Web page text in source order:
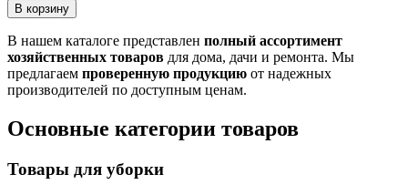
В корзину
В нашем каталоге представлен полный ассортимент
хозяйственных товаров для дома, дачи и ремонта. Мы
предлагаем проверенную продукцию от надежных
производителей по доступным ценам.
Основные категории товаров
Товары для уборки